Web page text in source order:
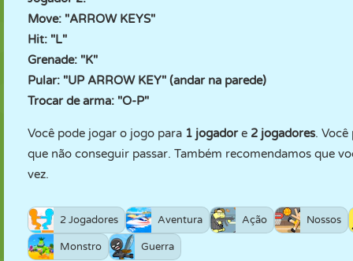
Move: "ARROW KEYS"
Hit: "L"
Grenade: "K"
Pular: "UP ARROW KEY" (andar na parede)
Trocar de arma: "O-P"
Você pode jogar o jogo para 1 jogadore 2 jogadores.
que não conseguir passar. Também recomendamos que
vez.
2 Jogadores Aventura Ação Nossos
Monstro Guerra